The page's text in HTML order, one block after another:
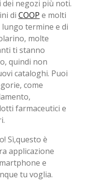
negozi più noti.
di COOP e molti
termine e di
molte
ti stanno
​​quindi non
cataloghi. Puoi
come
farmaceutici e
Sì,questo è
applicazione
e
tu voglia.